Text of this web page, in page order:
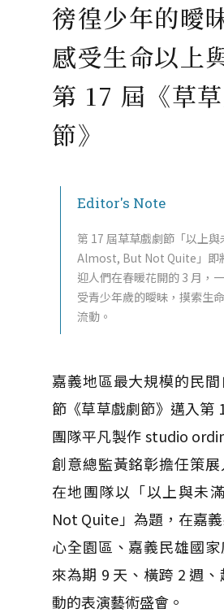
徬徨少年的曖
感受生命以上
第 17 屆《草
節》
Editor's Note
第 17 屆草草戲劇節「以上與
Almost, But Not Quite」即
迎人們在春暖花開的 3 月，
受青少年歲的曖昧，摸索生
流動。
嘉義地區最大規模的民
節《草草戲劇節》邁入第
團隊平凡製作 studio
創意總監黃銘彰擔任策
在地團隊以「以上與未
Not Quite」為題，在嘉
心全園區、嘉義民雄國
來為期 9 天、橫跨 2 週
動的表演藝術盛會。